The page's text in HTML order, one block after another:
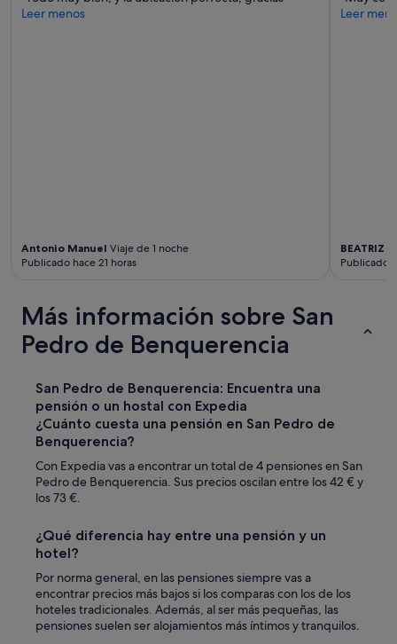
Leer menos
Antonio Manuel Viaje de 1 noche
Publicado hace 21 horas
Leer
BEATRIZ
Publicado
Más información sobre San
Pedro de Benquerencia
San Pedro de Benquerencia: Encuentra una
pensión o un hostal con Expedia
¿Cuánto cuesta una pensión en San Pedro de
Benquerencia?
Con Expedia vas a encontrar un total de 4 pensiones en San
Pedro de Benquerencia. Sus precios oscilan entre los 42 € y
los 73 €.
¿Qué diferencia hay entre una pensión y un
hotel?
Por norma general, en las pensiones siempre vas a
encontrar precios más bajos si los comparas con los de los
hoteles tradicionales. Además, al ser más pequeñas, las
pensiones suelen ser alojamientos más íntimos y tranquilos.